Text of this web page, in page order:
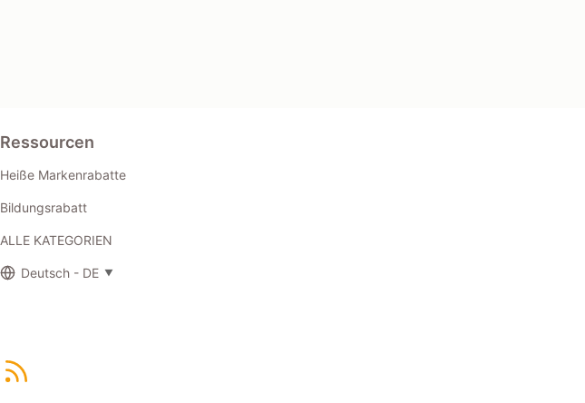
Ressourcen
Heiße Markenrabatte
Bildungsrabatt
ALLE KATEGORIEN
Deutsch - DE